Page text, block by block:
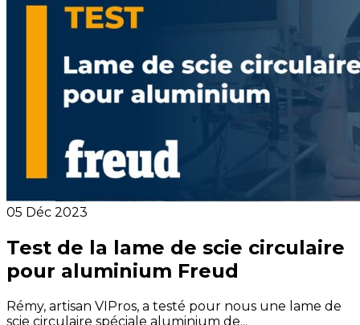
05 Déc 2023
Test de la lame de scie circulaire
pour aluminium Freud
Rémy, artisan VIPros, a testé pour nous une lame de
scie circulaire spéciale aluminium de...